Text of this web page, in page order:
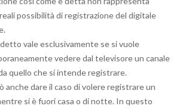
possibilità di registrazione del digitale
vale esclusivamente se si vuole
vedere dal televisore un canale
quello che si intende registrare.
anche dare il caso di volere registrare un
si è fuori casa o di notte. In questo